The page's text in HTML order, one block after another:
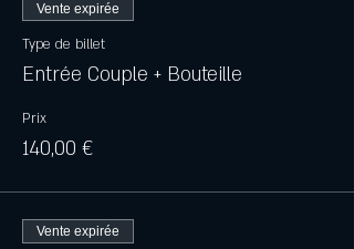
Vente expirée
Type de billet
Entrée Couple + Bouteille
Prix
140,00 €
Vente expirée